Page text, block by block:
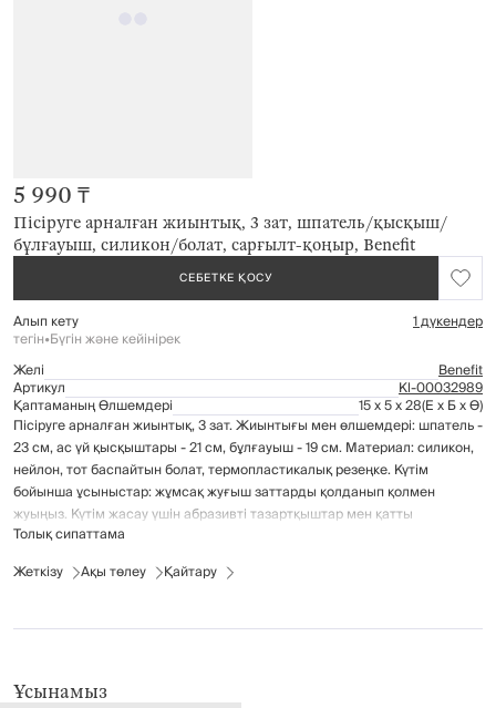
Пісіруге арналған жиынтық, 3 зат, шпатель/қысқыш/
бұлғауыш, силикон/болат, сарғылт-қоңыр, Benefit
5 990 ₸
СЕБЕТКЕ ҚОСУ
Алып кету 1 дүкендер
тегін•Бүгін және кейінірек
Желі
Benefit
Артикул Kl-00032989
Қаптаманың Өлшемдері 15 x 5 x 28(Е x Б x Ө)
Пісіруге арналған жиынтық, 3 зат. Жиынтығы мен өлшемдері: шпатель -
23 см, ас үй қысқыштары - 21 см, бұлғауыш - 19 см. Материал: силикон,
нейлон, тот баспайтын болат, термопластикалық резеңке. Күтім
бойынша ұсыныстар: жұмсақ жуғыш заттарды қолданып қолмен
жуыңыз. Күтім жасау үшін абразивті тазартқыштар мен қатты
губкаларды қолданбаңыз. Ыдыс жуғыш машинада жууға болады.
Толық сипаттама
Жеткізу
Ақы төлеу Қайтару
Ұсынамыз